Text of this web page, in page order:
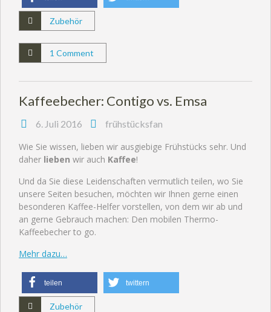
Zubehör
1 Comment
Kaffeebecher: Contigo vs. Emsa
6. Juli 2016
frühstücksfan
Wie Sie wissen, lieben wir ausgiebige Frühstücks sehr. Und
daher lieben wir auch Kaffee!
Und da Sie diese Leidenschaften vermutlich teilen, wo Sie
unsere Seiten besuchen, möchten wir Ihnen gerne einen
besonderen Kaffee-Helfer vorstellen, von dem wir ab und
an gerne Gebrauch machen: Den mobilen Thermo-
Kaffeebecher to go.
Mehr dazu…
teilen twittern
Zubehör